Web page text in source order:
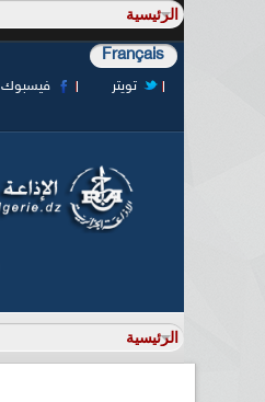
Français
فيسبوك
تويتر